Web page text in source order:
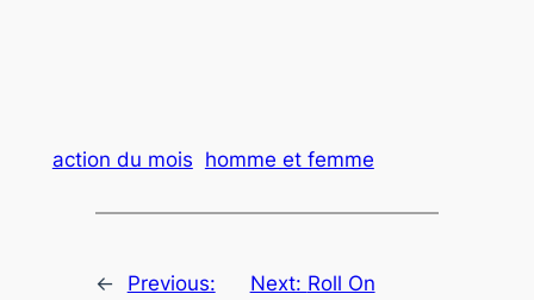
action du mois homme et femme
←
Previous:
Next: Roll On